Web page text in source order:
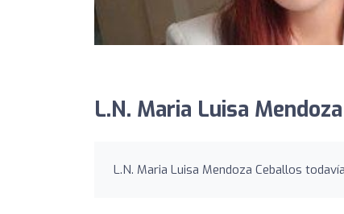
L.N. Maria Luisa
L.N. Maria Luisa Mendoza Ceballos